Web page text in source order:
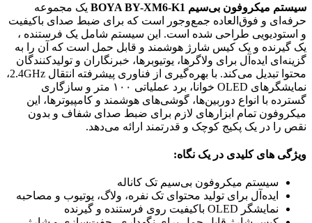
سیستم میکروفون بی‌سیم BOYA BY-XM6-K1
یک مجموعه
حرفه‌ای و فوق‌العاده جمع‌وجور است که برای ضبط صدای باکیفیت
و استودیویی طراحی شده است. این سیستم شامل یک فرستنده ،
یک گیرنده و یک کیس شارژ هوشمند و قابل حمل است که آن را به
گزینه‌ای ایده‌آل برای ولاگرها، یوتیوبرها، خبرنگاران و تولیدکنندگان
محتوا تبدیل می‌کند. با بهره‌گیری از فناوری پیشرفته انتقال 2.4GHz،
نمایشگرهای OLED خوانا، برد عملیاتی ۱۰۰ متر و سازگاری
گسترده با انواع دوربین‌ها، گوشی‌های هوشمند و کامپیوترها، این
میکروفون تمام ابزارهای لازم برای ضبط صدای شفاف و بدون
نقص را در یک پکیج کوچک و قدرتمند ارائه می‌دهد.
ویژگی های کلیدی در یک نگاه:
سیستم میکروفون بی‌سیم تک کاناله
ایده‌آل برای تولید محتوای تک نفره، ولاگ، یوتیوب و مصاحبه
نمایشگر OLED باکیفیت روی فرستنده و گیرنده